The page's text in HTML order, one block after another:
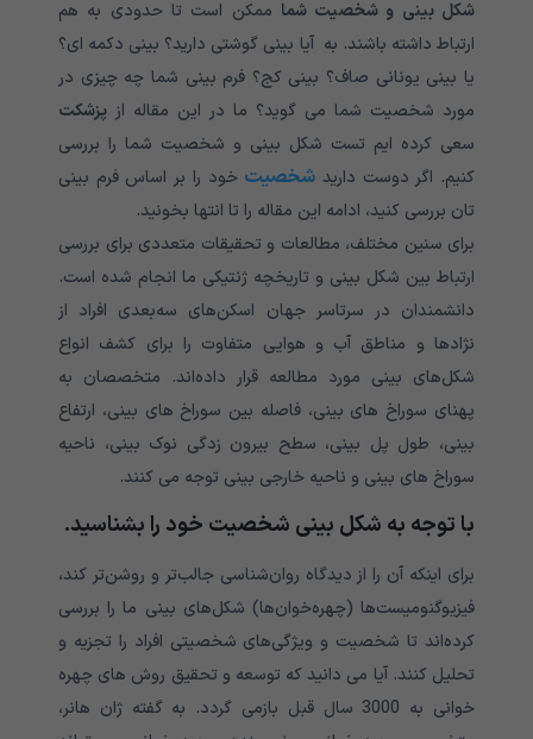
شکل بینی و شخصیت شما ممکن است تا حدودی به هم
ارتباط داشته باشند. به آیا بینی گوشتی دارید؟ بینی دکمه ای؟
یا بینی یونانی صاف؟ بینی کج؟ فرم بینی شما چه چیزی در
مورد شخصیت شما می گوید؟ ما در این مقاله از پزشکت
سعی کرده ایم تست شکل بینی و شخصیت شما را بررسی
کنیم. اگر دوست دارید شخصیت خود را بر اساس فرم بینی
تان بررسی کنید، ادامه این مقاله را تا انتها بخونید.
برای سنین مختلف، مطالعات و تحقیقات متعددی برای بررسی
ارتباط بین شکل بینی و تاریخچه ژنتیکی ما انجام شده است.
دانشمندان در سرتاسر جهان اسکن‌های سه‌بعدی افراد از
نژادها و مناطق آب و هوایی متفاوت را برای کشف انواع
شکل‌های بینی مورد مطالعه قرار داده‌اند. متخصصان به
پهنای سوراخ های بینی، فاصله بین سوراخ های بینی، ارتفاع
بینی، طول پل بینی، سطح بیرون زدگی نوک بینی، ناحیه
سوراخ های بینی و ناحیه خارجی بینی توجه می کنند.
با توجه به شکل بینی شخصیت خود را بشناسید.
برای اینکه آن را از دیدگاه روان‌شناسی جالب‌تر و روشن‌تر کند،
فیزیوگنومیست‌ها (چهره‌خوان‌ها) شکل‌های بینی ما را بررسی
کرده‌اند تا شخصیت و ویژگی‌های شخصیتی افراد را تجزیه و
تحلیل کنند. آیا می دانید که توسعه و تحقیق روش های چهره
خوانی به 3000 سال قبل بازمی گردد. به گفته ژان هانر،